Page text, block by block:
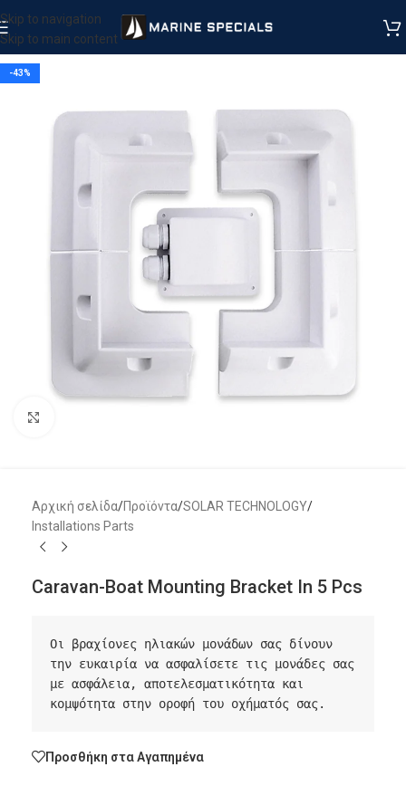
Skip to navigation
Skip to main content
-43%
Αρχική σελίδα/Προϊόντα/SOLAR TECHNOLOGY/
Installations Parts
Caravan-Boat Mounting Bracket In 5 Pcs
Οι βραχίονες ηλιακών μονάδων σας δίνουν
την ευκαιρία να ασφαλίσετε τις μονάδες σας
με ασφάλεια, αποτελεσματικότητα και
κομψότητα στην οροφή του οχήματός σας.
Προσθήκη στα Αγαπημένα